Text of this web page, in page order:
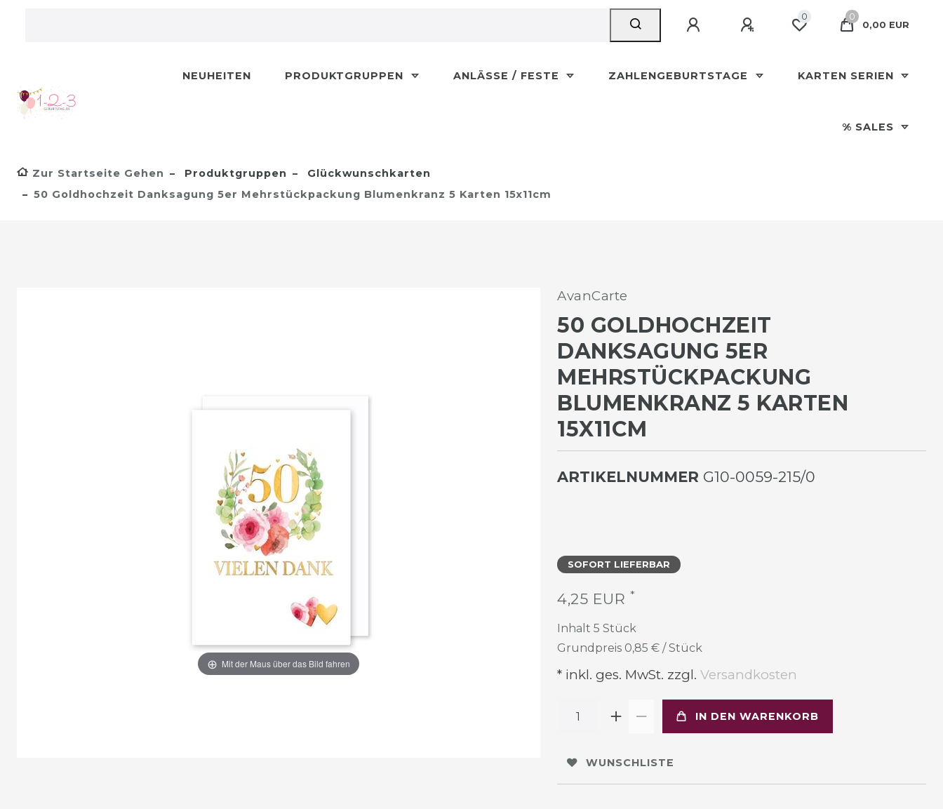
0
0
0,00 EUR
NEUHEITEN PRODUKTGRUPPEN ANLÄSSE / FESTE ZAHLENGEBURTSTAGE KARTEN SERIEN
% SALES
Zur Startseite Gehen Produktgruppen
Glückwunschkarten
50 Goldhochzeit Danksagung 5er Mehrstückpackung Blumenkranz 5 Karten 15x11cm
Mit der Maus über das Bild fahren
AvanCarte
50 GOLDHOCHZEIT
DANKSAGUNG 5ER
MEHRSTÜCKPACKUNG
BLUMENKRANZ 5 KARTEN
15X11CM
ARTIKELNUMMER G10-0059-215/0
SOFORT LIEFERBAR
4,25 EUR *
Inhalt 5 Stück
Grundpreis 0,85 € / Stück
* inkl. ges. MwSt. zzgl. Versandkosten
IN DEN WARENKORB
WUNSCHLISTE